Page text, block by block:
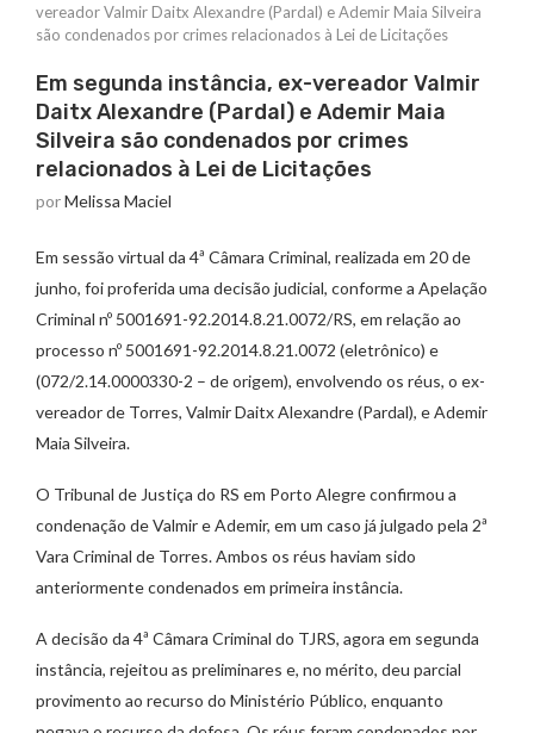
vereador Valmir Daitx Alexandre (Pardal) e Ademir Maia Silveira
são condenados por crimes relacionados à Lei de Licitações
Em segunda instância, ex-vereador Valmir
Daitx Alexandre (Pardal) e Ademir Maia
Silveira são condenados por crimes
relacionados à Lei de Licitações
porMelissa Maciel
Em sessão virtual da 4ª Câmara Criminal, realizada em 20 de
junho, foi proferida uma decisão judicial, conforme a Apelação
Criminal nº 5001691-92.2014.8.21.0072/RS, em relação ao
processo nº 5001691-92.2014.8.21.0072 (eletrônico) e
(072/2.14.0000330-2 – de origem), envolvendo os réus, o ex-
vereador de Torres, Valmir Daitx Alexandre (Pardal), e Ademir
Maia Silveira.
O Tribunal de Justiça do RS em Porto Alegre confirmou a
condenação de Valmir e Ademir, em um caso já julgado pela 2ª
Vara Criminal de Torres. Ambos os réus haviam sido
anteriormente condenados em primeira instância.
A decisão da 4ª Câmara Criminal do TJRS, agora em segunda
instância, rejeitou as preliminares e, no mérito, deu parcial
provimento ao recurso do Ministério Público, enquanto